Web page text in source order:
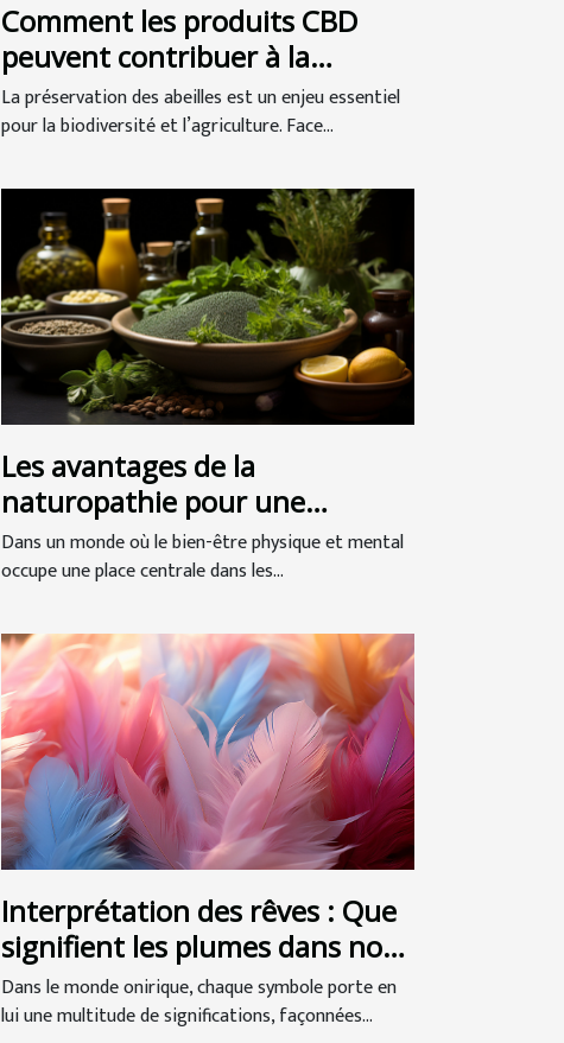
Comment les produits CBD
peuvent contribuer à la
préservation des abeilles ?
La préservation des abeilles est un enjeu essentiel
pour la biodiversité et l’agriculture. Face...
Les avantages de la
naturopathie pour une
meilleure santé globale
Dans un monde où le bien-être physique et mental
occupe une place centrale dans les...
Interprétation des rêves : Que
signifient les plumes dans nos
songes ?
Dans le monde onirique, chaque symbole porte en
lui une multitude de significations, façonnées...